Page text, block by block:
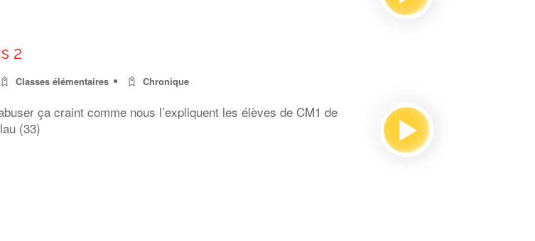
2
Classes élémentaires Chronique
ça craint comme nous l’expliquent les élèves de CM1 de
(33)